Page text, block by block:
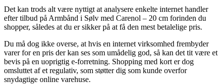
Det kan trods alt være nyttigt at analysere enkelte internet handler
efter tilbud på Armbånd i Sølv med Carenol – 20 cm forinden du
shopper, således at du er sikker på at få den mest betalelige pris.
Du må dog ikke overse, at hvis en internet virksomhed frembyder
varer for en pris der kan ses som umådelig god, så kan det tit være et
bevis på en uoprigtig e-forretning. Shopping med kort er dog
omsluttet af et regulativ, som støtter dig som kunde overfor
snydagtige online varehuse.